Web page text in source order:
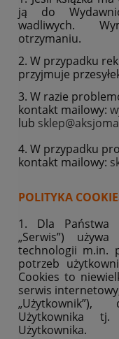
ją do
wadliwych.
otrzymaniu.
2. W przypadku
przyjmuje
3. W razie
kontakt mailowy:
lub
4. W przypadku
kontakt mailowy:
POLITYKA
1. Dla Państwa
„Serwis”)
technologii m.in.
potrzeb
Cookies to
serwis
Użytkownika
Użytkownika.